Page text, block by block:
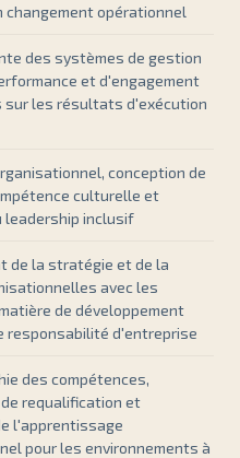
changement opérationnel
des systèmes de gestion
et d'engagement
sur les résultats d'exécution
conception de
culturelle et
leadership inclusif
de la stratégie et de la
avec les
de développement
responsabilité d'entreprise
des compétences,
requalification et
l'apprentissage
pour les environnements à